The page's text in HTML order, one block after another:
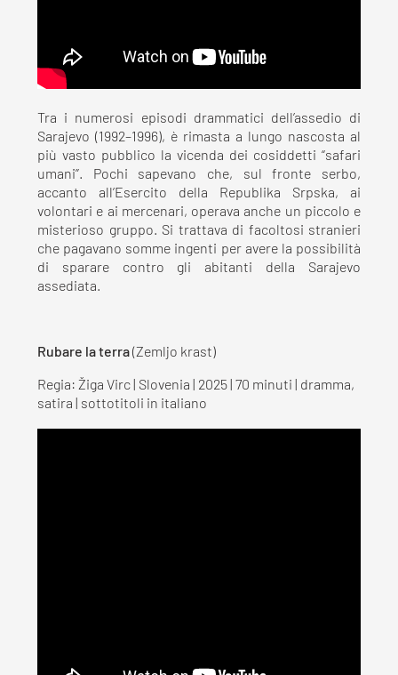
Tra i numerosi episodi drammatici dell’assedio di
Sarajevo (1992–1996), è rimasta a lungo nascosta al
più vasto pubblico la vicenda dei cosiddetti “safari
umani”. Pochi sapevano che, sul fronte serbo,
accanto all’Esercito della Republika Srpska, ai
volontari e ai mercenari, operava anche un piccolo e
misterioso gruppo. Si trattava di facoltosi stranieri
che pagavano somme ingenti per avere la possibilità
di sparare contro gli abitanti della Sarajevo
assediata.
Rubare la terra(Zemljo krast)
Regia: Žiga Virc | Slovenia | 2025 | 70 minuti | dramma,
satira | sottotitoli in italiano